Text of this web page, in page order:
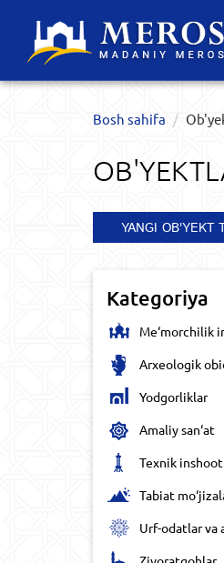
Bosh sahifa
YANGI OB'YEKT
Kategoriya
Me‘morchilik
Arxeologik
Yodgorliklar
Amaliy san‘at
Texnik
Tabiat
Urf-odatlar va